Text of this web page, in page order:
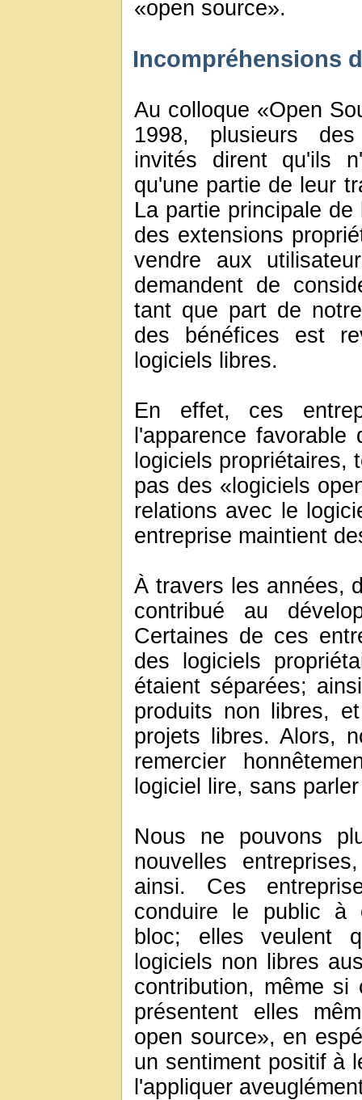
«open source».
Incompréhensions
Au colloque «Open
1998, plusieurs des
invités dirent qu'ils
qu'une partie de leur
La partie principale
des extensions
vendre aux
demandent de
tant que part de
des bénéfices est
logiciels libres.
En effet, ces
l'apparence
logiciels propriétaires,
pas des «logiciels
relations avec le
entreprise maintient
À travers les années,
contribué au
Certaines de ces
des logiciels
étaient séparées;
produits non libres,
projets libres. Alors,
remercier
logiciel lire, sans
Nous ne pouvons
nouvelles
ainsi. Ces
conduire le public à
bloc; elles veulent
logiciels non libres
contribution, même
présentent elles
open source», en
un sentiment positif à
l'appliquer